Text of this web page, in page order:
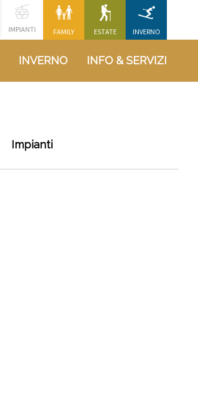
FAMILY ESTATE INVERNO
IMPIANTI
INVERNO INFO & SERVIZI
Impianti